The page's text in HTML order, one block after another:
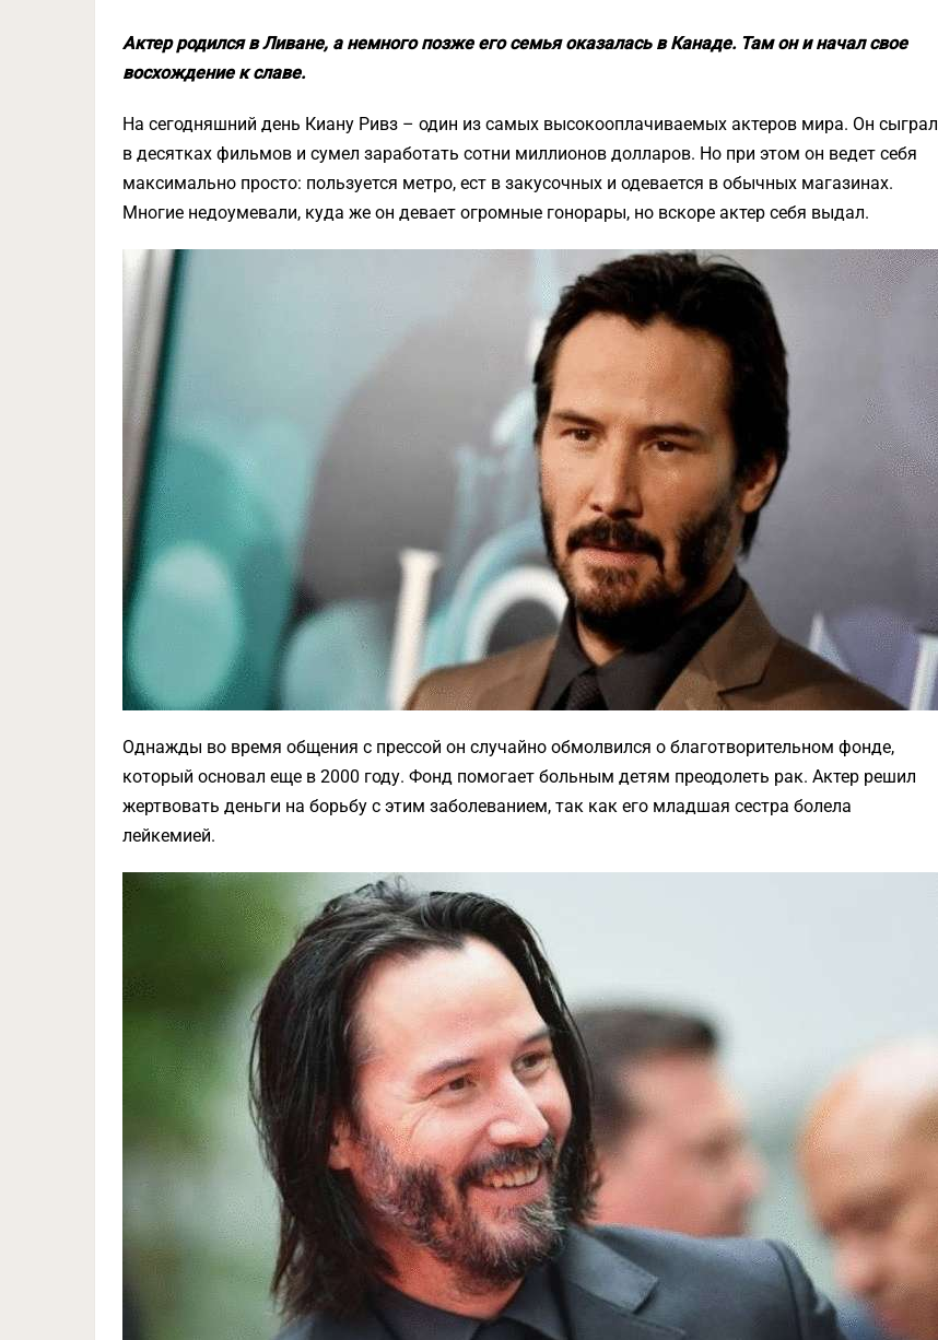
Актер родился в Ливане, а немного позже его семья оказалась в Канаде. Там он и начал свое
восхождение к славе.
На сегодняшний день Киану Ривз – один из самых высокооплачиваемых актеров мира. Он сыграл
в десятках фильмов и сумел заработать сотни миллионов долларов. Но при этом он ведет себя
максимально просто: пользуется метро, ест в закусочных и одевается в обычных магазинах.
Многие недоумевали, куда же он девает огромные гонорары, но вскоре актер себя выдал.
Однажды во время общения с прессой он случайно обмолвился о благотворительном фонде,
который основал еще в 2000 году. Фонд помогает больным детям преодолеть рак. Актер решил
жертвовать деньги на борьбу с этим заболеванием, так как его младшая сестра болела
лейкемией.